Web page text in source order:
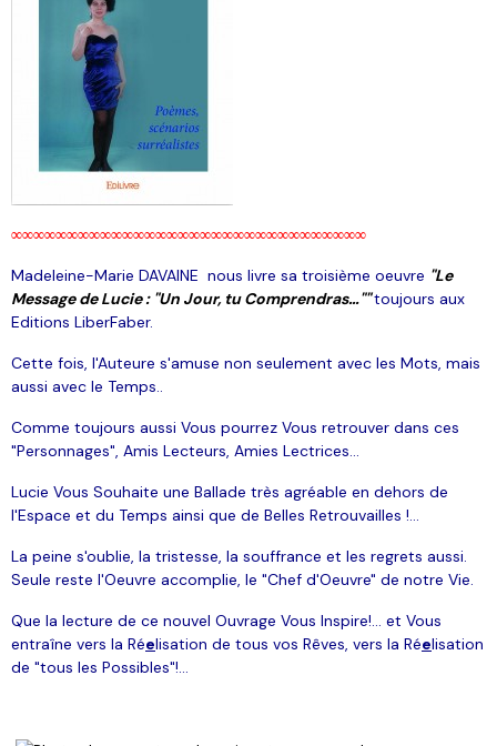
∞∞∞∞∞∞∞∞∞∞∞∞∞∞∞∞∞∞∞∞∞∞∞∞∞∞∞∞∞∞∞∞
Madeleine-Marie DAVAINE nous livre sa troisième oeuvre "Le
Message de Lucie : "Un Jour, tu Comprendras…""toujours aux
Editions LiberFaber.
Cette fois, l'Auteure s'amuse non seulement avec les Mots, mais
aussi avec le Temps..
Comme toujours aussi Vous pourrez Vous retrouver dans ces
"Personnages", Amis Lecteurs, Amies Lectrices...
Lucie Vous Souhaite une Ballade très agréable en dehors de
l'Espace et du Temps ainsi que de Belles Retrouvailles !...
La peine s'oublie, la tristesse, la souffrance et les regrets aussi.
Seule reste l'Oeuvre accomplie, le "Chef d'Oeuvre" de notre Vie.
Que la lecture de ce nouvel Ouvrage Vous Inspire!... et Vous
entraîne vers la Réelisation de tous vos Rêves, vers la Réelisation
de "tous les Possibles"!...